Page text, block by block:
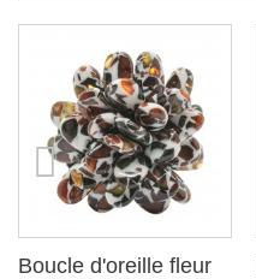
Boucle d'oreille fleur